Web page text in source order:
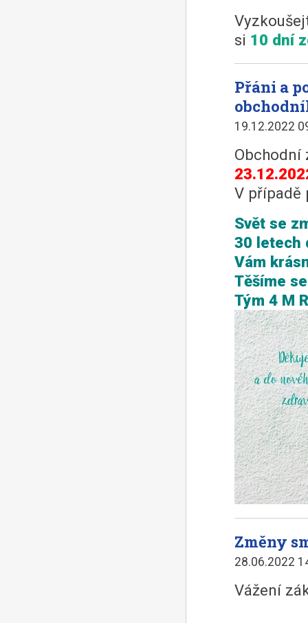
si 10 dní
Přáni a
19.12.2022
Obchodní
V případě
Svět se
30 letech
Vám
Těšíme
Tým 4 M
Změny
28.06.2022
Vážení